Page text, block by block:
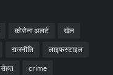
कोरोना अलर्ट खेल
राजनीति लाइफस्टाइल
सेहत crime